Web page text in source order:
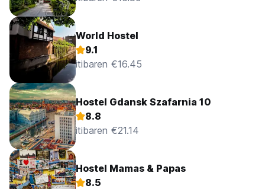
World Hostel
9.1
itibaren €16.45
Hostel Gdansk Szafarnia 10
8.8
itibaren €21.14
Hostel Mamas & Papas
8.5